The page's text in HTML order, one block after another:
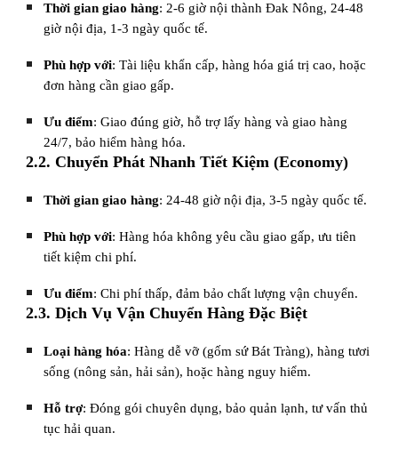
Thời gian giao hàng: 2-6 giờ nội thành Đak Nông, 24-48
giờ nội địa, 1-3 ngày quốc tế.
Phù hợp với: Tài liệu khẩn cấp, hàng hóa giá trị cao, hoặc
đơn hàng cần giao gấp.
Ưu điểm: Giao đúng giờ, hỗ trợ lấy hàng và giao hàng
24/7, bảo hiểm hàng hóa.
2.2. Chuyển Phát Nhanh Tiết Kiệm (Economy)
Thời gian giao hàng: 24-48 giờ nội địa, 3-5 ngày quốc tế.
Phù hợp với: Hàng hóa không yêu cầu giao gấp, ưu tiên
tiết kiệm chi phí.
Ưu điểm: Chi phí thấp, đảm bảo chất lượng vận chuyển.
2.3. Dịch Vụ Vận Chuyển Hàng Đặc Biệt
Loại hàng hóa: Hàng dễ vỡ (gốm sứ Bát Tràng), hàng tươi
sống (nông sản, hải sản), hoặc hàng nguy hiểm.
Hỗ trợ: Đóng gói chuyên dụng, bảo quản lạnh, tư vấn thủ
tục hải quan.